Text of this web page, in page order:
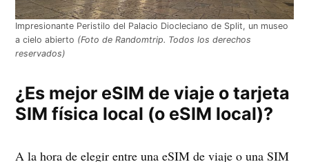
Impresionante Peristilo del Palacio Diocleciano de Split, un museo
a cielo abierto (Foto de Randomtrip. Todos los derechos
reservados)
¿Es mejor eSIM de viaje o tarjeta
SIM física local (o eSIM local)?
A la hora de elegir entre una eSIM de viaje o una SIM